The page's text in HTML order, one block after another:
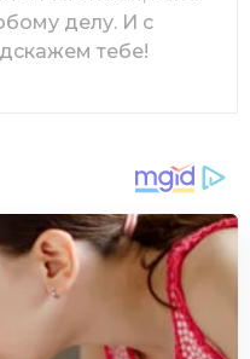
делу. И с
тебе!